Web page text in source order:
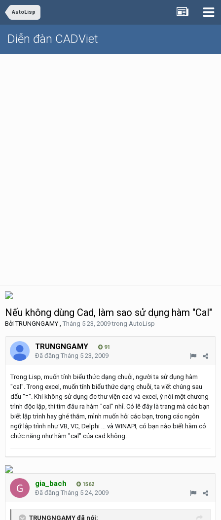
AutoLisp
Diễn đàn CADViet
Nếu không dùng Cad, làm sao sử dụng hàm "Cal"
BởiTRUNGNGAMY , Tháng 5 23, 2009trong AutoLisp
TRUNGNGAMY 91
Đã đăng Tháng 5 23, 2009
Trong Lisp, muốn tính biểu thức dạng chuỗi, người ta sử dụng hàm
"cal". Trong excel, muốn tính biểu thức dạng chuỗi, ta viết chúng sau
dấu "=". Khi không sử dụng đc thư viện cad và excel, ý nói một chương
trình độc lập, thì tìm đâu ra hàm "cal" nhỉ. Có lẽ đây là trang mà các bạn
biết lập trình hay ghé thăm, mình muốn hỏi các bạn, trong các ngôn
ngữ lập trình như VB, VC, Delphi ... và WINAPI, có bạn nào biết hàm có
chức năng như hàm "cal" của cad không.
gia_bach 1562
Đã đăng Tháng 5 24, 2009
TRUNGNGAMY đã nói: